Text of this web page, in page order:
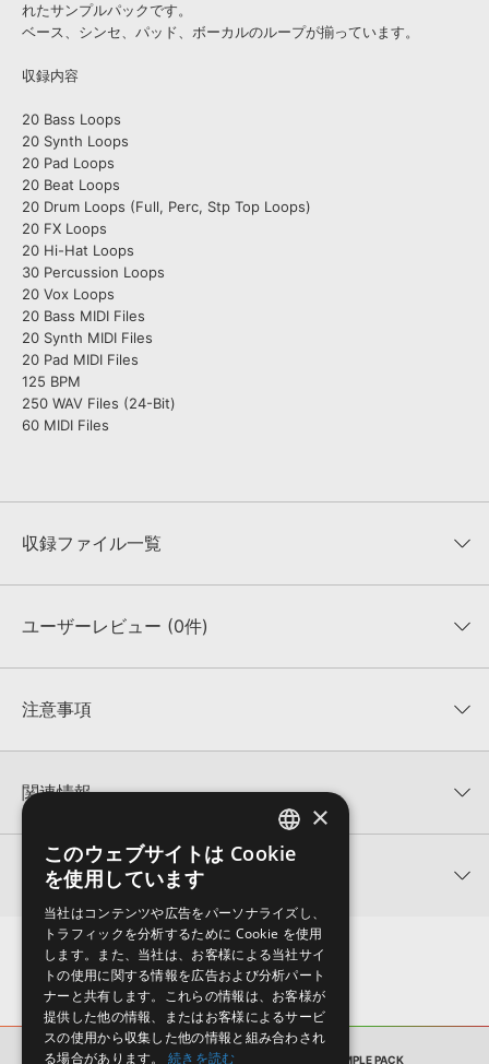
れたサンプルパックです。
ベース、シンセ、パッド、ボーカルのループが揃っています。
収録内容
20 Bass Loops
20 Synth Loops
20 Pad Loops
20 Beat Loops
20 Drum Loops (Full, Perc, Stp Top Loops)
20 FX Loops
20 Hi-Hat Loops
30 Percussion Loops
20 Vox Loops
20 Bass MIDI Files
20 Synth MIDI Files
20 Pad MIDI Files
125 BPM
250 WAV Files (24-Bit)
60 MIDI Files
収録ファイル一覧
収録ファイル一覧
ユーザーレビュー (0件)
★★★★★
★5
★2
★1
0%
レビューをもっと見る »
注意事項
KONTAKTフォーマットは、
でお使いいただけます。無償版のKONTAKT PLAYERではお使いい
ただけませんので、ご注意ください。また、「ライブラリ・タブ」
への表示にも対応しておりません。
4GBを超えるデータに関するご注意：
FAT32でフォーマットされた
HDDには、1ファイル4GBを超えるデータを格納することができま
せん。データ容量が4GBを超えるダウンロード製品をご購入いただ
きます際には、NTFSやHFS＋でフォーマットされたHDDをご用意
いただく必要がございます。
製品の購入手続き完了後、受注確認メールとシリアルナンバーをお
知らせするメールの2通が送信されます。メールに記載されており
ます説明に沿って、製品のダウンロード／導入を行って下さい。
関連情報
【Producer Loops】約4,000タイトルのサンプルパックが最大
50%OFF！サマーセール！
DETROIT TECHNO SAMPLE PACKのサポート情報
関連サポート情報
2022.06.06
MIDI形式サンプルパックの追加方法
マークのついた情報は、該当する製品のご購入ユーザー様専用となって
おります。ご覧頂くには、該当する製品をご購入頂く必要がございます。
サンプルパック DETROIT TECHNO SAMPLE PACK
ENGLISH
×
このウェブサイトは Cookie
を使用しています
当社はコンテンツや広告をパーソナライズし、
トラフィックを分析するために Cookie を使用
します。また、当社は、お客様による当社サイ
トの使用に関する情報を広告および分析パート
ナーと共有します。これらの情報は、お客様が
提供した他の情報、またはお客様によるサービ
スの使用から収集した他の情報と組み合わされ
る場合があります。
続きを読む